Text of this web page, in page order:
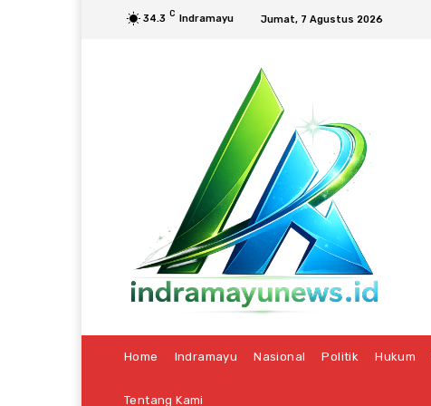
34.3 C Indramayu Jumat, 7 Agustus 2026
Home Indramayu Nasional Politik Hukum
Tentang Kami